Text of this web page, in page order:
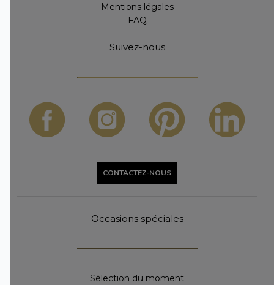
Mentions légales
FAQ
Suivez-nous
CONTACTEZ-NOUS
Occasions spéciales
Sélection du moment